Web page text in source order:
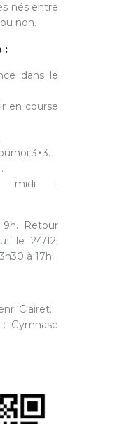
nés entre
non.
:
dans le
en course
3×3.
midi :
9h. Retour
le 24/12,
à 17h.
Clairet.
Gymnase